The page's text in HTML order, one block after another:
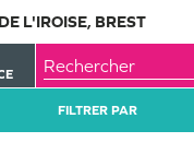
L'IROISE, BREST
FILTRER PAR